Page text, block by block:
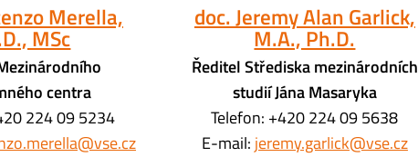
Merella,
MSc
centra
224 09 5234
doc. Jeremy Alan Garlick,
M.A., Ph.D.
Ředitel Střediska mezinárodních
studií Jána Masaryka
Telefon: +420 224 09 5638
E-mail: jeremy.garlick@vse.cz